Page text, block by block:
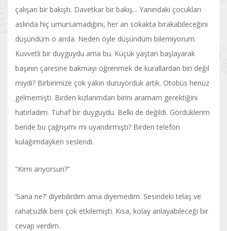
çalışan bir bakıştı. Davetkar bir bakış... Yanındaki çocukları
aslında hiç umursamadığını, her an sokakta bırakabileceğini
düşündüm o anda. Neden öyle düşündüm bilemiyorum.
Kuvvetli bir duyguydu ama bu. Küçük yaştan başlayarak
başının çaresine bakmayı öğrenmek de kurallardan biri değil
miydi? Birbirimize çok yakın duruyorduk artık. Otobüs henüz
gelmemişti. Birden kızlarımdan birini aramam gerektiğini
hatırladım. Tuhaf bir duyguydu. Belki de değildi. Gördüklerim
bende bu çağrışımı mı uyandırmıştı? Birden telefon
kulağımdayken seslendi.
“Kimi arıyorsun?”
‘Sana ne?’ diyebilirdim ama diyemedim. Sesindeki telaş ve
rahatsızlık beni çok etkilemişti. Kısa, kolay anlayabileceği bir
cevap verdim.